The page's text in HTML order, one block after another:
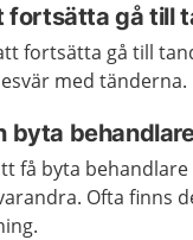
fortsätta gå till
fortsätta gå till
med tänderna.
byta
få byta
Ofta finns